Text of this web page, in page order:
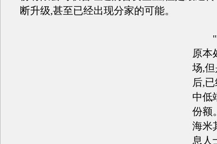
断升级,甚至已经出现分家的可能。
"
原本
场,
后,
中低
份额
海米
息人